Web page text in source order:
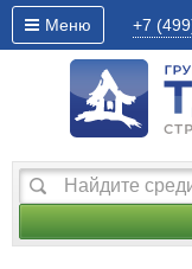
Меню +7